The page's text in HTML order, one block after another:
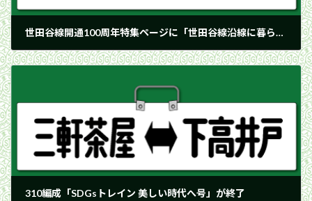
世田谷線開通100周年特集ページに「世田谷線沿線に暮らした文豪たち」を追加しました。
2026年4月1日
310編成「SDGsトレイン 美しい時代へ号」が終了